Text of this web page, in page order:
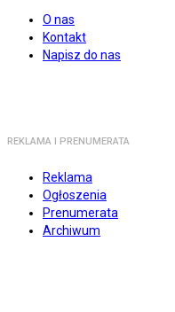
O nas
Kontakt
Napisz do nas
REKLAMA I PRENUMERATA
Reklama
Ogłoszenia
Prenumerata
Archiwum